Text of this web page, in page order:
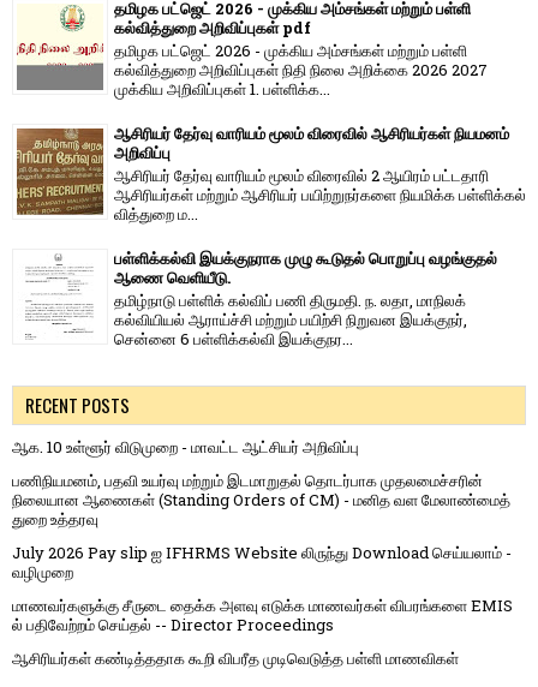
தமிழக பட்ஜெட் 2026 - முக்கிய அம்சங்கள் மற்றும் பள்ளி
கல்வித்துறை அறிவிப்புகள் pdf
தமிழக பட்ஜெட் 2026 - முக்கிய அம்சங்கள் மற்றும் பள்ளி
கல்வித்துறை அறிவிப்புகள் நிதி நிலை அறிக்கை 2026 2027
முக்கிய அறிவிப்புகள் 1. பள்ளிக்க...
ஆசிரியர் தேர்வு வாரியம் மூலம் விரைவில் ஆசிரியர்கள் நியமனம்
அறிவிப்பு
ஆசிரியர் தேர்வு வாரி​யம் மூலம் விரை​வில் 2 ஆயிரம் பட்​ட​தாரி
ஆசிரியர்​கள் மற்​றும் ஆசிரியர் பயிற்றுநர்​களை நியமிக்க பள்​ளிக்​கல்​
வித்​துறை ம...
பள்ளிக்கல்வி இயக்குநராக முழு கூடுதல் பொறுப்பு வழங்குதல்
ஆணை வெளியீடு.
தமிழ்நாடு பள்ளிக் கல்விப் பணி திருமதி. ந. லதா, மாநிலக்
கல்வியியல் ஆராய்ச்சி மற்றும் பயிற்சி நிறுவன இயக்குநர்,
சென்னை 6 பள்ளிக்கல்வி இயக்குநர...
RECENT POSTS
ஆக. 10 உள்ளூர் விடுமுறை - மாவட்ட ஆட்சியர் அறிவிப்பு
பணிநியமனம், பதவி உயர்வு மற்றும் இடமாறுதல் தொடர்பாக முதலமைச்சரின்
நிலையான ஆணைகள் (Standing Orders of CM) - மனித வள மேலாண்மைத்
துறை உத்தரவு
July 2026 Pay slip ஐ IFHRMS Website லிருந்து Download செய்யலாம் -
வழிமுறை
மாணவர்களுக்கு சீருடை தைக்க அளவு எடுக்க மாணவர்கள் விபரங்களை EMIS
ல் பதிவேற்றம் செய்தல் -- Director Proceedings
ஆசிரியர்கள் கண்டித்ததாக கூறி விபரீத முடிவெடுத்த பள்ளி மாணவிகள்